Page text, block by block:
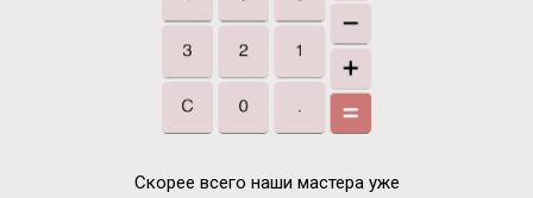
Скорее всего наши мастера уже